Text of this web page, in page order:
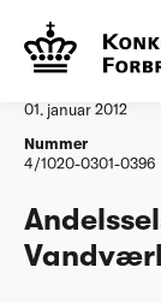
Vandtilsyn
01. januar 2012
Nummer
4/1020-0301-0396